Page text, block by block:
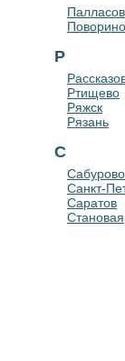
Поворино
Р
Ртищево
Ряжск
Рязань
С
Сабурово
Санкт-
Саратов
Становая